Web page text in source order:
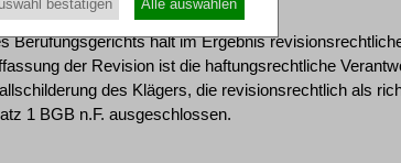
Berufungsgerichts hält im Ergebnis
der Revision ist die haftungsrechtliche
des Klägers, die revisionsrechtlich als
1 BGB n.F. ausgeschlossen.
bestätigen Alle auswählen